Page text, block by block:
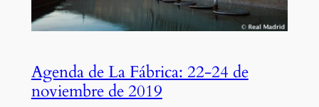
Agenda de La Fábrica: 22-24 de
noviembre de 2019